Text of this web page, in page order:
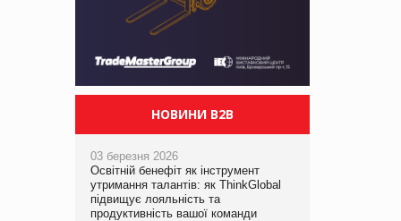
НОВИНИ B2B
03 березня 2026
Освітній бенефіт як інструмент
утримання талантів: як ThinkGlobal
підвищує лояльність та
продуктивність вашої команди